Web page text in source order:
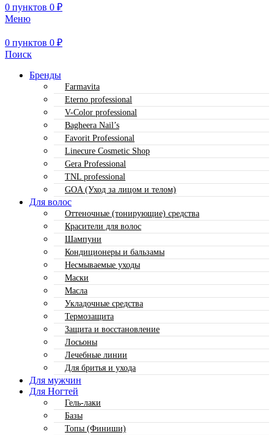
0 пунктов 0 ₽
Меню
0 пунктов 0 ₽
Поиск
Бренды
Farmavita
Eterno professional
V-Color professional
Bagheera Nail’s
Favorit Professional
Linecure Cosmetic Shop
Gera Professional
TNL professional
GOA (Уход за лицом и телом)
Для волос
Оттеночные (тонирующие) средства
Красители для волос
Шампуни
Кондиционеры и бальзамы
Несмываемые уходы
Маски
Масла
Укладочные средства
Термозащита
Защита и восстановление
Лосьоны
Лечебные линии
Для бритья и ухода
Для мужчин
Для Ногтей
Гель-лаки
Базы
Топы (Финиши)